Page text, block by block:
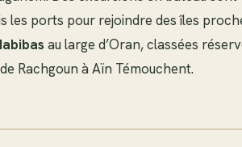
les ports pour rejoindre des îles
au large d’Oran, classées
Rachgoun à Aïn Témouchent.